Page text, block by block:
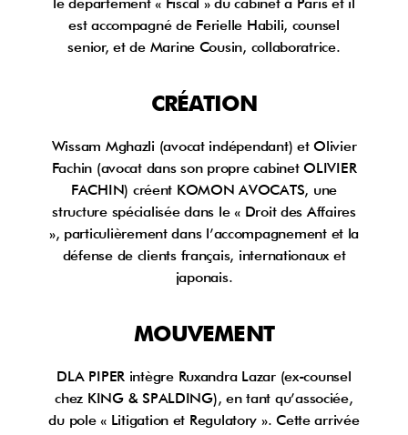
le département « Fiscal » du cabinet à Paris et il
est accompagné de Ferielle Habili, counsel
senior, et de Marine Cousin, collaboratrice.
CRÉATION
Wissam Mghazli (avocat indépendant) et Olivier
Fachin (avocat dans son propre cabinet OLIVIER
FACHIN) créent KOMON AVOCATS, une
structure spécialisée dans le « Droit des Affaires
», particulièrement dans l’accompagnement et la
défense de clients français, internationaux et
japonais.
MOUVEMENT
DLA PIPER intègre Ruxandra Lazar (ex-counsel
chez KING & SPALDING), en tant qu’associée,
du pole « Litigation et Regulatory ». Cette arrivée